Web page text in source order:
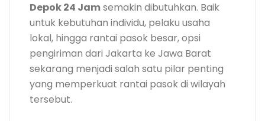
Depok 24 Jamsemakin dibutuhkan. Baik
untuk kebutuhan individu, pelaku usaha
lokal, hingga rantai pasok besar, opsi
pengiriman dari Jakarta ke Jawa Barat
sekarang menjadi salah satu pilar penting
yang memperkuat rantai pasok di wilayah
tersebut.